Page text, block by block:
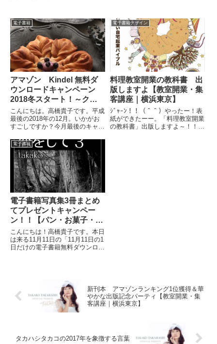
電子書籍
アマゾン Kindel 無料ダ
ウンロードキャンペーン
2018冬スタート！～クリ
スマスの贈り物は電子書籍
をあなたに～
こんにちは。高橋貴子です。平成
最後の2018年の12月。いかがお
すごしですか？今月最後のキャン
と思います。＾＾そして、今年
2018年締めくくりのお祭り
は、、、、恒例の、、電子書籍キ
ンドル無料ダウンロードキャン
ペ...
電子書籍デザイン
料理教室開業の教科書 出
版しますよ【教室開業・集
客講座｜横浜東京】
ｼﾞｬｰﾝ！！（＾＾）やったー！表
紙ができたーー。「料理教室開業
の教科書」出版しますよ～！！！
電子書籍
電子書籍写真集3冊まとめ
てプレゼントキャンペー
ン！！【パン・お菓子・料
理教室 開業・集客講座｜
横浜東京】
こんにちは！高橋貴子です。本日
は来る11月11日の「11月11日の1
日だけの電子書籍無料ダウンロー
11/12（土） 17：00久...
新刊本 アマゾンランキング1位獲得＆華
やかな出版記念パーティ【教室開業・集
客講座｜横浜東京】
タカハシタカコの2017年を象徴する言葉